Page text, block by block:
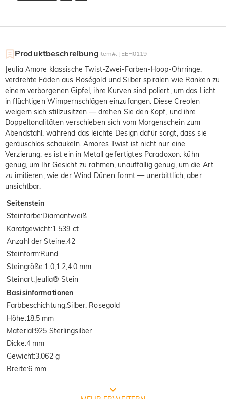
Produktbeschreibung Item#: JEEH0119
Jeulia Amore klassische Twist-Zwei-Farben-Hoop-Ohrringe,
verdrehte Fäden aus Roségold und Silber spiralen wie Ranken zu
einem verborgenen Gipfel, ihre Kurven sind poliert, um das Licht
in flüchtigen Wimpernschlägen einzufangen. Diese Creolen
weigern sich stillzusitzen — drehen Sie den Kopf, und ihre
Doppeltonalitäten verschieben sich vom Morgenschein zum
Abendstahl, während das leichte Design dafür sorgt, dass sie
geräuschlos schaukeln. Amores Twist ist nicht nur eine
Verzierung; es ist ein in Metall gefertigtes Paradoxon: kühn
genug, um Ihr Gesicht zu rahmen, unauffällig genug, um die Art
zu imitieren, wie der Wind Dünen formt — unerbittlich, aber
unsichtbar.
Seitenstein
Steinfarbe:Diamantweiß
Karatgewicht:1.539 ct
Anzahl der Steine:42
Steinform:Rund
Steingröße:1.0,1.2,4.0 mm
Steinart: Jeulia® Stein
Basisinformationen
Farbbeschichtung:Silber, Rosegold
Höhe:18.5 mm
Material :925 Sterlingsilber
Dicke:4 mm
Gewicht:3.062 g
Breite:6 mm